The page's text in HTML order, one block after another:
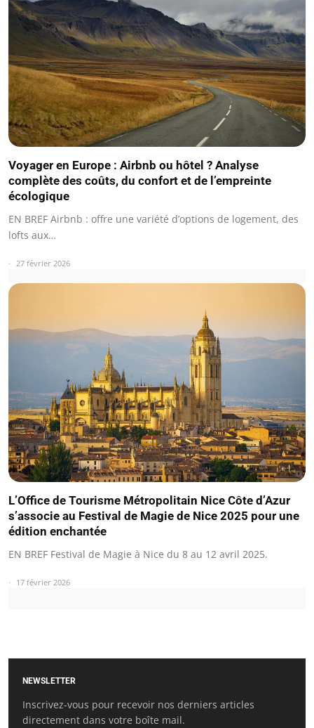
Voyager en Europe : Airbnb ou hôtel ? Analyse
complète des coûts, du confort et de l’empreinte
écologique
EN BREF Airbnb : offre une variété d’options de logement, des
lofts aux…
27 février 2026
L’Office de Tourisme Métropolitain Nice Côte d’Azur
s’associe au Festival de Magie de Nice 2025 pour une
édition enchantée
EN BREF Festival de Magie à Nice du 8 au 12 avril 2025.
17 février 2026
NEWSLETTER
Inscrivez-vous pour recevoir nos derniers articles
directement dans votre boîte mail.